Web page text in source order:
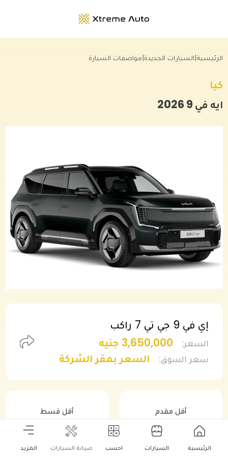
الرئيسية|السيارات الجديدة|مواصفات السيارة
كيا
ايه في 9
2026
إي في 9 جي تي 7 راكب
السعر: 3,650,000 جنيه
سعر السوق: السعر بمقر الشركة
أقل مقدم
1,825,000 جنيه
أقل قسط
38,782 جنيه
الرئيسية السيارات احسب صيانة السيارات المزيد